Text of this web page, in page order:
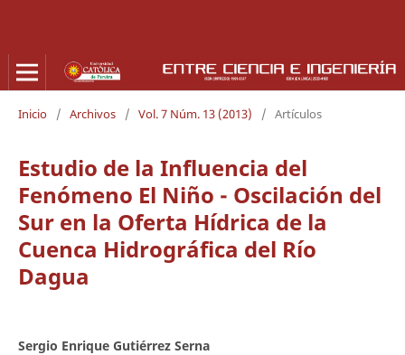
Inicio / Archivos / Vol. 7 Núm. 13 (2013) / Artículos
Estudio de la Influencia del
Fenómeno El Niño - Oscilación del
Sur en la Oferta Hídrica de la
Cuenca Hidrográfica del Río
Dagua
Sergio Enrique Gutiérrez Serna